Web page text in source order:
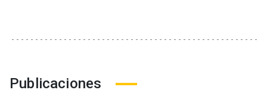
Publicaciones